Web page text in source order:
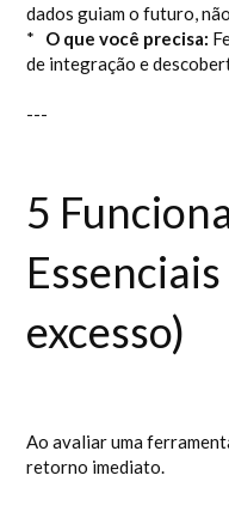
dados guiam o futuro,
* O que você precisa:
de integração e
---
5
excesso)
Ao avaliar uma
retorno imediato.